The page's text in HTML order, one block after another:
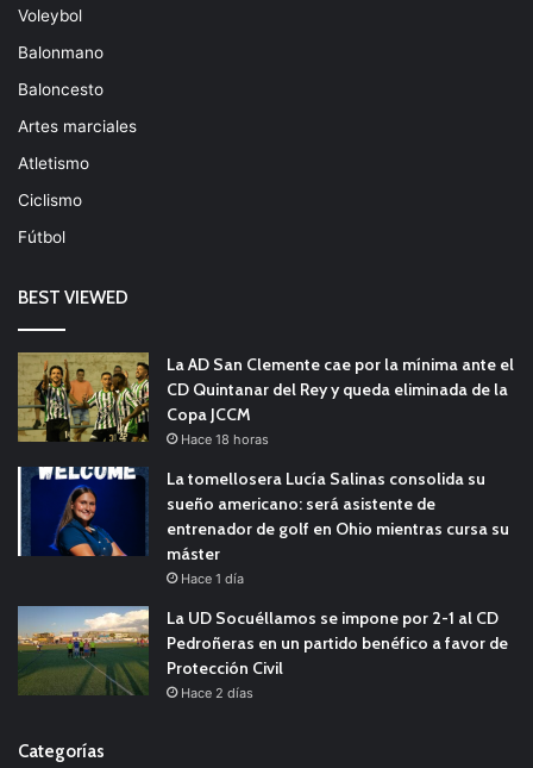
Voleybol
Balonmano
Baloncesto
Artes marciales
Atletismo
Ciclismo
Fútbol
BEST VIEWED
La AD San Clemente cae por la mínima ante el
CD Quintanar del Rey y queda eliminada de la
Copa JCCM
Hace 18 horas
La tomellosera Lucía Salinas consolida su
sueño americano: será asistente de
entrenador de golf en Ohio mientras cursa su
máster
Hace 1 día
La UD Socuéllamos se impone por 2-1 al CD
Pedroñeras en un partido benéfico a favor de
Protección Civil
Hace 2 días
Categorías